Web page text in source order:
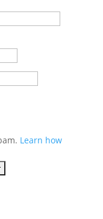
Learn how